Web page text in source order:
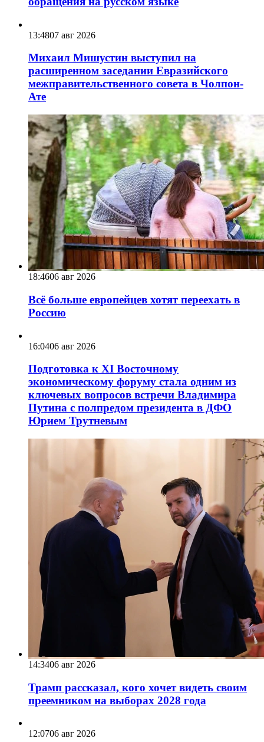
13:4807 авг 2026
Михаил Мишустин выступил на
расширенном заседании Евразийского
межправительственного совета в Чолпон-
Ате
18:4606 авг 2026
Всё больше европейцев хотят переехать в
Россию
16:0406 авг 2026
Подготовка к XI Восточному
экономическому форуму стала одним из
ключевых вопросов встречи Владимира
Путина с полпредом президента в ДФО
Юрием Трутневым
14:3406 авг 2026
Трамп рассказал, кого хочет видеть своим
преемником на выборах 2028 года
12:0706 авг 2026